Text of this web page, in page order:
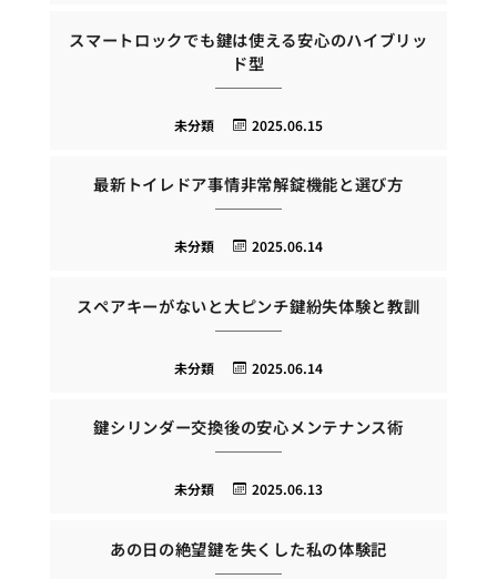
スマートロックでも鍵は使える安心のハイブリッ
ド型
2025.06.15
未分類
最新トイレドア事情非常解錠機能と選び方
2025.06.14
未分類
スペアキーがないと大ピンチ鍵紛失体験と教訓
2025.06.14
未分類
鍵シリンダー交換後の安心メンテナンス術
2025.06.13
未分類
あの日の絶望鍵を失くした私の体験記